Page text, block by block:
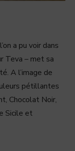
a pu voir dans
Teva – met sa
A l’image de
pétillantes
Chocolat Noir,
Sicile et